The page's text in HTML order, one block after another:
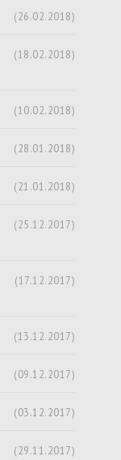
(26.02.2018)
(18.02.2018)
(10.02.2018)
(28.01.2018)
(21.01.2018)
(25.12.2017)
(17.12.2017)
(13.12.2017)
(09.12.2017)
(03.12.2017)
(29.11.2017)